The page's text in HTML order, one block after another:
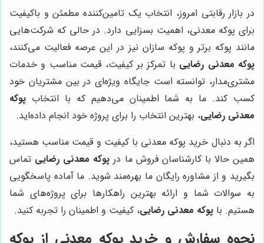
در بازار رقابتی امروز، انتخاب یک تامین‌کننده مطمئن و باکیفیت
برای پوکه معدنی، اهمیت بسزایی دارد. در حالی که شرکت‌هایی
مانند پوکه برتر و پوکه سازان نیز در این عرصه فعالیت می‌کنند،
پوکه معدنی رضایی با تمرکز بر کیفیت، قیمت مناسب و خدمات
مشتری‌مدار، توانسته است جایگاه ویژه‌ای در بین مشتریان خود
کسب کند. ما به شما اطمینان می‌دهیم که با انتخاب پوکه
معدنی رضایی، بهترین انتخاب را برای پروژه خود انجام داده‌اید.
اگر به دنبال خرید پوکه معدنی با کیفیت و قیمت مناسب هستید،
همین حالا با کارشناسان فروش ما در پوکه معدنی رضایی تماس
بگیرید و از مشاوره رایگان ما بهره‌مند شوید. ما آماده پاسخگویی
به سوالات شما و ارائه بهترین راهکارها برای پروژه‌های شما
هستیم. با پوکه معدنی رضایی، کیفیت و اطمینان را تجربه کنید.